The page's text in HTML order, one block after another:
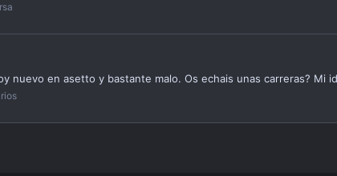
nuevo en asetto y bastante malo. Os echais unas carreras? Mi